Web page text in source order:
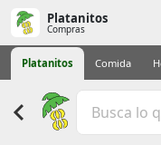
Platanitos
Compras
Platanitos Comida